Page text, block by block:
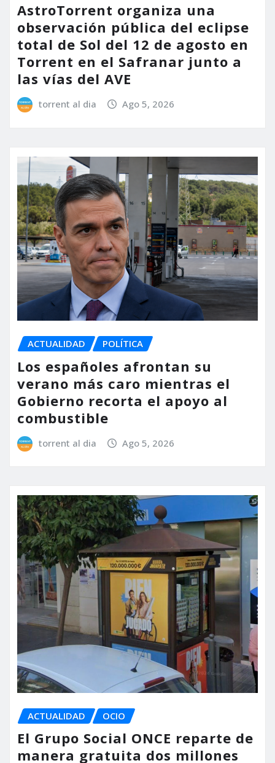
AstroTorrent organiza una
observación pública del eclipse
total de Sol del 12 de agosto en
Torrent en el Safranar junto a
las vías del AVE
torrent al dia Ago 5, 2026
ACTUALIDAD POLÍTICA
Los españoles afrontan su
verano más caro mientras el
Gobierno recorta el apoyo al
combustible
torrent al dia Ago 5, 2026
ACTUALIDAD OCIO
El Grupo Social ONCE reparte de
manera gratuita dos millones